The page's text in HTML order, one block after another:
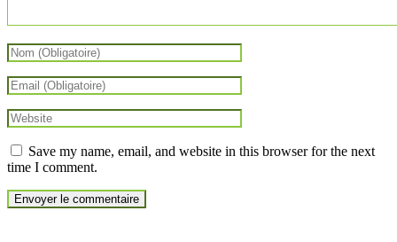
Save my name, email, and website in this browser for the next
time I comment.